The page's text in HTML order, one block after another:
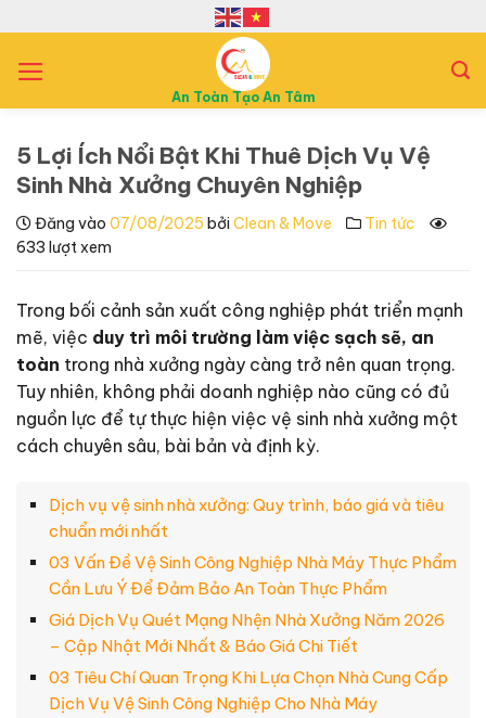
ỏ
An Toàn Tạo An Tâm
5 Lợi Ích Nổi Bật Khi Thuê Dịch Vụ Vệ
Sinh Nhà Xưởng Chuyên Nghiệp
Đăng vào 07/08/2025 bởi Clean & Move
Tin tức
633 lượt xem
Trong bối cảnh sản xuất công nghiệp phát triển mạnh
mẽ, việc duy trì môi trường làm việc sạch sẽ, an
toàn trong nhà xưởng ngày càng trở nên quan trọng.
Tuy nhiên, không phải doanh nghiệp nào cũng có đủ
nguồn lực để tự thực hiện việc vệ sinh nhà xưởng một
cách chuyên sâu, bài bản và định kỳ.
Dịch vụ vệ sinh nhà xưởng: Quy trình, báo giá và tiêu
chuẩn mới nhất
03 Vấn Đề Vệ Sinh Công Nghiệp Nhà Máy Thực Phẩm
Cần Lưu Ý Để Đảm Bảo An Toàn Thực Phẩm
Giá Dịch Vụ Quét Mạng Nhện Nhà Xưởng Năm 2026
– Cập Nhật Mới Nhất & Báo Giá Chi Tiết
03 Tiêu Chí Quan Trọng Khi Lựa Chọn Nhà Cung Cấp
Dịch Vụ Vệ Sinh Công Nghiệp Cho Nhà Máy